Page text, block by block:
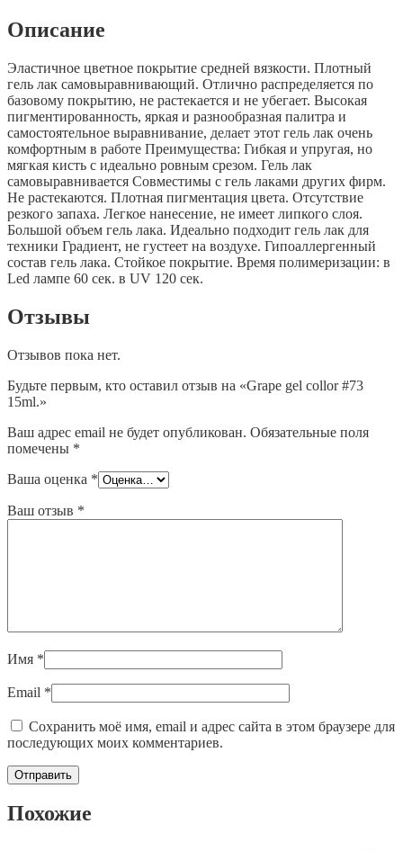
Описание
Эластичное цветное покрытие средней вязкости. Плотный
гель лак самовыравнивающий. Отлично распределяется по
базовому покрытию, не растекается и не убегает. Высокая
пигментированность, яркая и разнообразная палитра и
самостоятельное выравнивание, делает этот гель лак очень
комфортным в работе Преимущества: Гибкая и упругая, но
мягкая кисть с идеально ровным срезом. Гель лак
самовыравнивается Совместимы с гель лаками других фирм.
Не растекаются. Плотная пигментация цвета. Отсутствие
резкого запаха. Легкое нанесение, не имеет липкого слоя.
Большой объем гель лака. Идеально подходит гель лак для
техники Градиент, не густеет на воздухе. Гипоаллергенный
состав гель лака. Стойкое покрытие. Время полимеризации: в
Led лампе 60 сек. в UV 120 сек.
Отзывы
Отзывов пока нет.
Будьте первым, кто оставил отзыв на «Grape gel collor #73
15ml.»
Ваш адрес email не будет опубликован. Обязательные поля
помечены *
Ваша оценка *
Ваш отзыв *
Имя *
Email *
Сохранить моё имя, email и адрес сайта в этом браузере для
последующих моих комментариев.
Похожие